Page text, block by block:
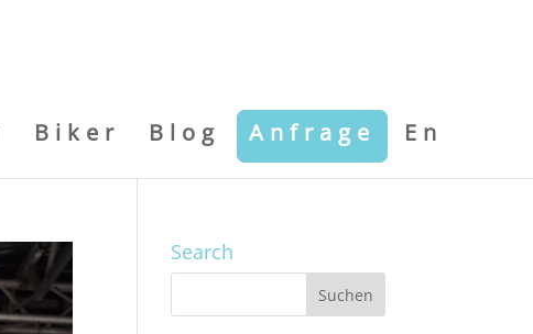
Biker Blog Anfrage En
Search